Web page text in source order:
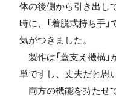
体の後側から引き出し
時に、「着脱式持ち手
気がつきました。
製作は「蓋支え機構」
単ですし、丈夫だと思
両方の機能を持たせ